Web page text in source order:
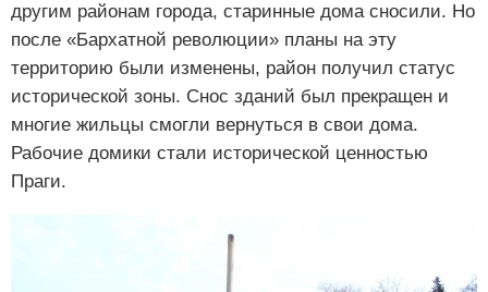
другим районам города, старинные дома сносили. Но
после «Бархатной революции» планы на эту
территорию были изменены, район получил статус
исторической зоны. Снос зданий был прекращен и
многие жильцы смогли вернуться в свои дома.
Рабочие домики стали исторической ценностью
Праги.